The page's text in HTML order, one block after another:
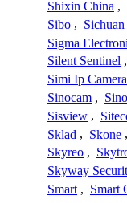
Shixin China ,
Sibo , Sichuan
Sigma
Silent Sentinel ,
Simi Ip
Sinocam ,
Sisview ,
Sklad , Skone ,
Skyreo ,
Skyway
Smart , Smart